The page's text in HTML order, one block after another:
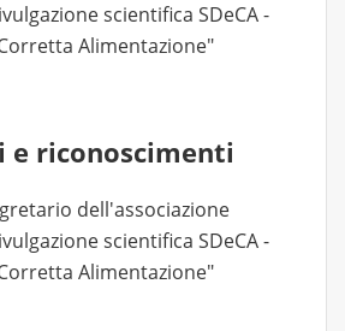
scientifica SDeCA -
Alimentazione"
e riconoscimenti
dell'associazione
scientifica SDeCA -
Alimentazione"